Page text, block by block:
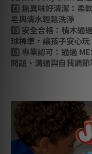
4️⃣ 無異味好清潔：柔
皂與清水輕鬆洗淨
5️⃣ 安全合格：積木通
球標準，讓孩子安心玩
6️⃣ 專業認可：通過
問題、溝通與自我調